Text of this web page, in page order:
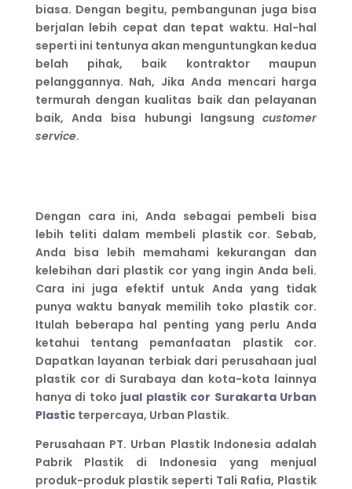
biasa. Dengan begitu, pembangunan juga bisa
berjalan lebih cepat dan tepat waktu. Hal-hal
seperti ini tentunya akan menguntungkan kedua
belah pihak, baik kontraktor maupun
pelanggannya. Nah, Jika Anda mencari harga
termurah dengan kualitas baik dan pelayanan
baik, Anda bisa hubungi langsungcustomer
service.
Dengan cara ini, Anda sebagai pembeli bisa
lebih teliti dalam membeli plastik cor. Sebab,
Anda bisa lebih memahami kekurangan dan
kelebihan dari plastik cor yang ingin Anda beli.
Cara ini juga efektif untuk Anda yang tidak
punya waktu banyak memilih toko plastik cor.
Itulah beberapa hal penting yang perlu Anda
ketahui tentang pemanfaatan plastik cor.
Dapatkan layanan terbiak dari perusahaan jual
plastik cor di Surabaya dan kota-kota lainnya
hanya di toko jual plastik cor Surakarta Urban
Plasticterpercaya, Urban Plastik.
Perusahaan PT. Urban Plastik Indonesia adalah
Pabrik Plastik di Indonesia yang menjual
produk-produk plastik seperti Tali Rafia, Plastik